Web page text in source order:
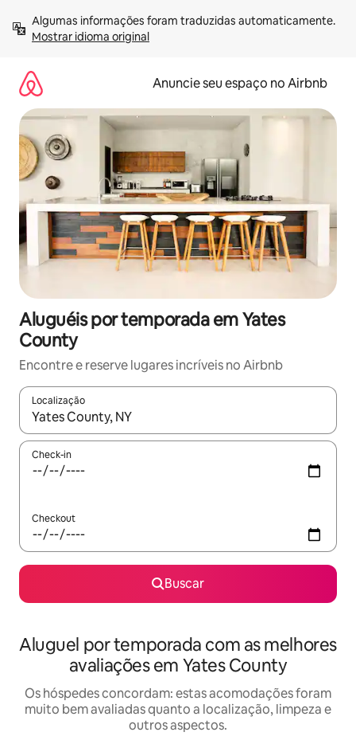
para
Mostrar idioma original
Anuncie seu espaço no Airbnb
Aluguéis por temporada em Yates
County
Encontre e reserve lugares incríveis no Airbnb
Localização
Quando os resultados estiverem disponíveis, explore-os
Check-in
Checkout
Buscar
Aluguel por temporada com as melhores
avaliações em Yates County
Os hóspedes concordam: estas acomodações foram
muito bem avaliadas quanto a localização, limpeza e
outros aspectos.